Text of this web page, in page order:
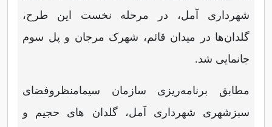
شهرداری آمل، در مرحله نخست این طرح،
گلدان‌ها در میدان قائم، شهرک مرجان و پل سوم
جانمایی شد.
مطابق برنامه‌ریزی سازمان سیمامنظروفضای
سبزشهری شهرداری آمل، گلدان های حجیم و